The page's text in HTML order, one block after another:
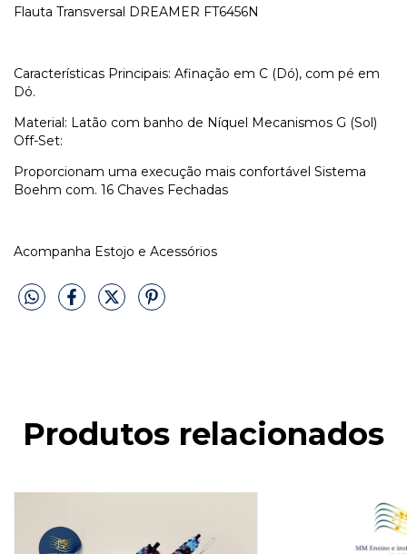
Flauta Transversal DREAMER FT6456N
Características Principais: Afinação em C (Dó), com pé em
Dó.
Material: Latão com banho de Níquel Mecanismos G (Sol)
Off-Set:
Proporcionam uma execução mais confortável Sistema
Boehm com. 16 Chaves Fechadas
Acompanha Estojo e Acessórios
Produtos relacionados